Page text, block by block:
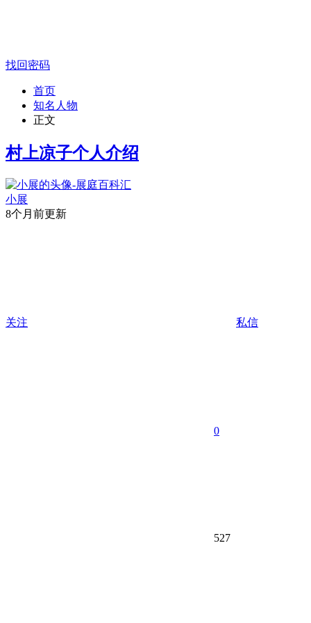
找回密码
首页
知名人物
正文
村上凉子个人介绍
小展
8个月前更新
关注 私信
0
527